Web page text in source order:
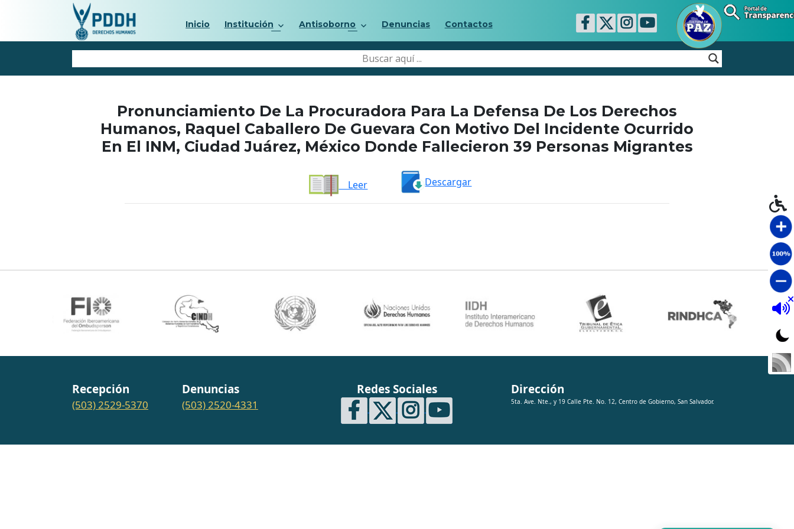
Inicio Institución Antisoborno Denuncias Contactos
Pronunciamiento De La Procuradora Para La Defensa De Los Derechos
Humanos, Raquel Caballero De Guevara Con Motivo Del Incidente Ocurrido
En El INM, Ciudad Juárez, México Donde Fallecieron 39 Personas Migrantes
Leer Descargar
Recepción
(503) 2529-5370
Denuncias
(503) 2520-4331
Redes Sociales Dirección
5ta. Ave. Nte., y 19 Calle Pte. No. 12, Centro de Gobierno, San Salvador.